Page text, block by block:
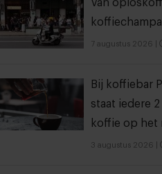
Van
7 augustus 2026
Bij koffiebar
staat iedere
koffie op het
3 augustus 2026